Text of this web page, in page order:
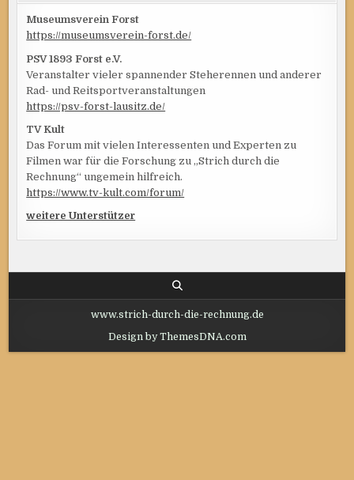
Museumsverein Forst
https://museumsverein-forst.de/
PSV 1893 Forst e.V.
Veranstalter vieler spannender Steherennen und anderer
Rad- und Reitsportveranstaltungen
https://psv-forst-lausitz.de/
TV Kult
Das Forum mit vielen Interessenten und Experten zu
Filmen war für die Forschung zu „Strich durch die
Rechnung“ ungemein hilfreich.
https://www.tv-kult.com/forum/
weitere Unterstützer
www.strich-durch-die-rechnung.de
Design by ThemesDNA.com